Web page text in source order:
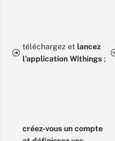
téléchargez etlancez
l’application Withings ;
créez-vous un compte